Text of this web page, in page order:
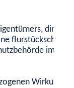
flurstückscharfe
im